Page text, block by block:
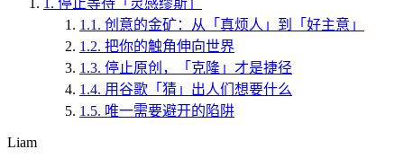
1. 停止等待「灵感缪斯」
1.1. 创意的金矿：从「真烦人」到「好主意」
1.2. 把你的触角伸向世界
1.3. 停止原创，「克隆」才是捷径
1.4. 用谷歌「猜」出人们想要什么
1.5. 唯一需要避开的陷阱
Liam